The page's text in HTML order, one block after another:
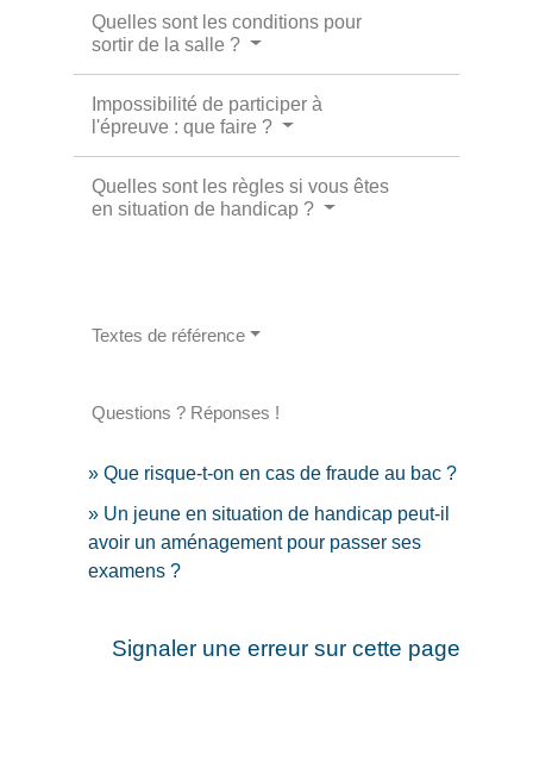
Quelles sont les conditions pour
sortir de la salle ?
Impossibilité de participer à
l'épreuve : que faire ?
Quelles sont les règles si vous êtes
en situation de handicap ?
Textes de référence
Questions ? Réponses !
Que risque-t-on en cas de fraude au bac ?
Un jeune en situation de handicap peut-il
avoir un aménagement pour passer ses
examens ?
Signaler une erreur sur cette page